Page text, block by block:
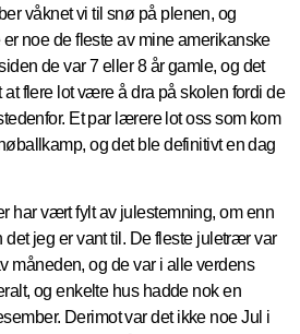
våknet vi til snø på plenen, og
noe de fleste av mine amerikanske
de var 7 eller 8 år gamle, og det
at flere lot være å dra på skolen fordi de
Et par lærere lot oss som kom
og det ble definitivt en dag
har vært fylt av julestemning, om enn
det jeg er vant til. De fleste juletrær var
måneden, og de var i alle verdens
og enkelte hus hadde nok en
Derimot var det ikke noe Jul i